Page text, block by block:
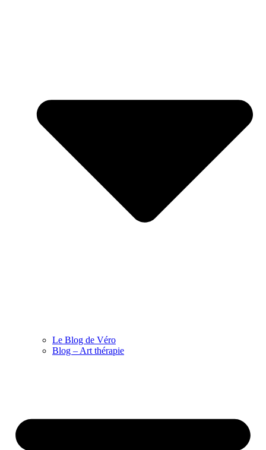
Le Blog de Véro
Blog – Art thérapie